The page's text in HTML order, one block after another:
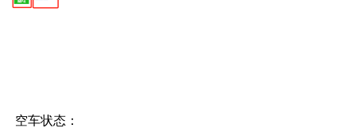
空车状态：